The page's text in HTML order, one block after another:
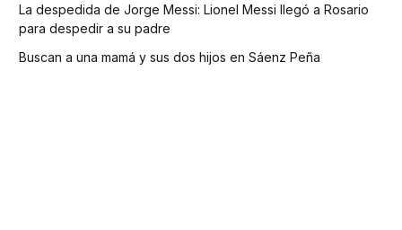
La despedida de Jorge Messi: Lionel Messi llegó a Rosario
para despedir a su padre
Buscan a una mamá y sus dos hijos en Sáenz Peña